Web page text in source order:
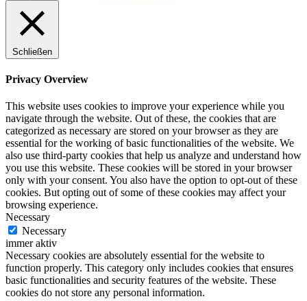
Schließen
Privacy Overview
This website uses cookies to improve your experience while you
navigate through the website. Out of these, the cookies that are
categorized as necessary are stored on your browser as they are
essential for the working of basic functionalities of the website. We
also use third-party cookies that help us analyze and understand how
you use this website. These cookies will be stored in your browser
only with your consent. You also have the option to opt-out of these
cookies. But opting out of some of these cookies may affect your
browsing experience.
Necessary
Necessary
immer aktiv
Necessary cookies are absolutely essential for the website to
function properly. This category only includes cookies that ensures
basic functionalities and security features of the website. These
cookies do not store any personal information.